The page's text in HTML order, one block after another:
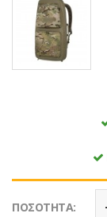
ΠΟΣΌΤΗΤΑ: